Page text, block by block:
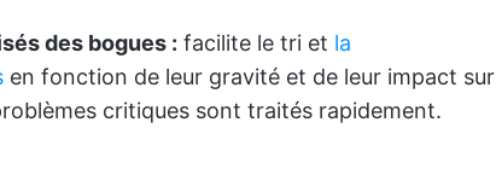
des bogues : facilite le tri et la
en fonction de leur gravité et de leur impact sur
critiques sont traités rapidement.